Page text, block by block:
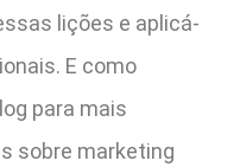
lições e aplicá-
E como
para mais
sobre marketing